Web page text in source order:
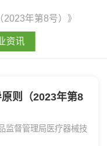
年第8号）》
资讯
则（2023年第8
监督管理局医疗器械技